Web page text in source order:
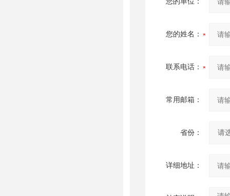
您的姓名：
联系电话：
常用邮箱：
省份：
详细地址：